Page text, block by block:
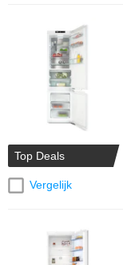
Top Deals
Vergelijk